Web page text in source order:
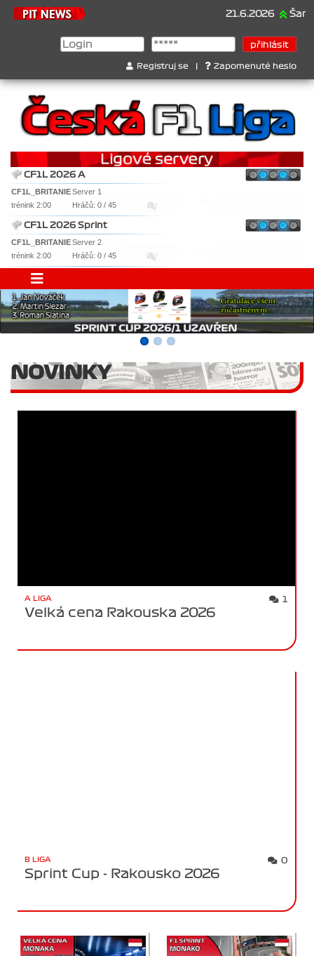
21.6.2026 Šampionát
Registruj se Zapomenuté heslo
CF1L 2026 A
CF1L_BRITANIEServer 1
trénink 2:00
Hráčů: 0 / 45
CF1L 2026 Sprint
CF1L_BRITANIEServer 2
trénink 2:00
Hráčů: 0 / 45
NOVINKY
A LIGA 1
Velká cena Rakouska 2026
B LIGA 0
Sprint Cup - Rakousko 2026